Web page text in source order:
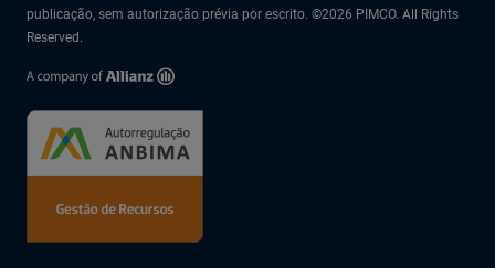
publicação, sem autorização prévia por escrito. ©2026 PIMCO. All Rights
Reserved.